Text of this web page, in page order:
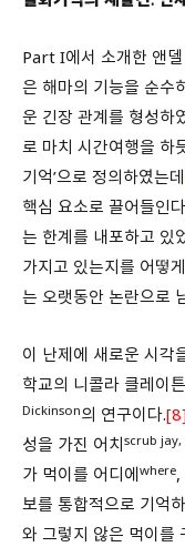
Part I에서 소개한 앤
은 해마의 기능을 순수
운 긴장 관계를 형성하
로 마치 시간여행을 하
기억’으로 정의하였는
핵심 요소로 끌어들인
는 한계를 내포하고 있
가지고 있는지를 어떻
는 오랫동안 논란으로
이 난제에 새로운 시각
학교의 니콜라 클레이튼
Dickinson의 연구이다.
성을 가진 어치scrub jay,
가 먹이를 어디에where,
보를 통합적으로 기억
와 그렇지 않은 먹이를